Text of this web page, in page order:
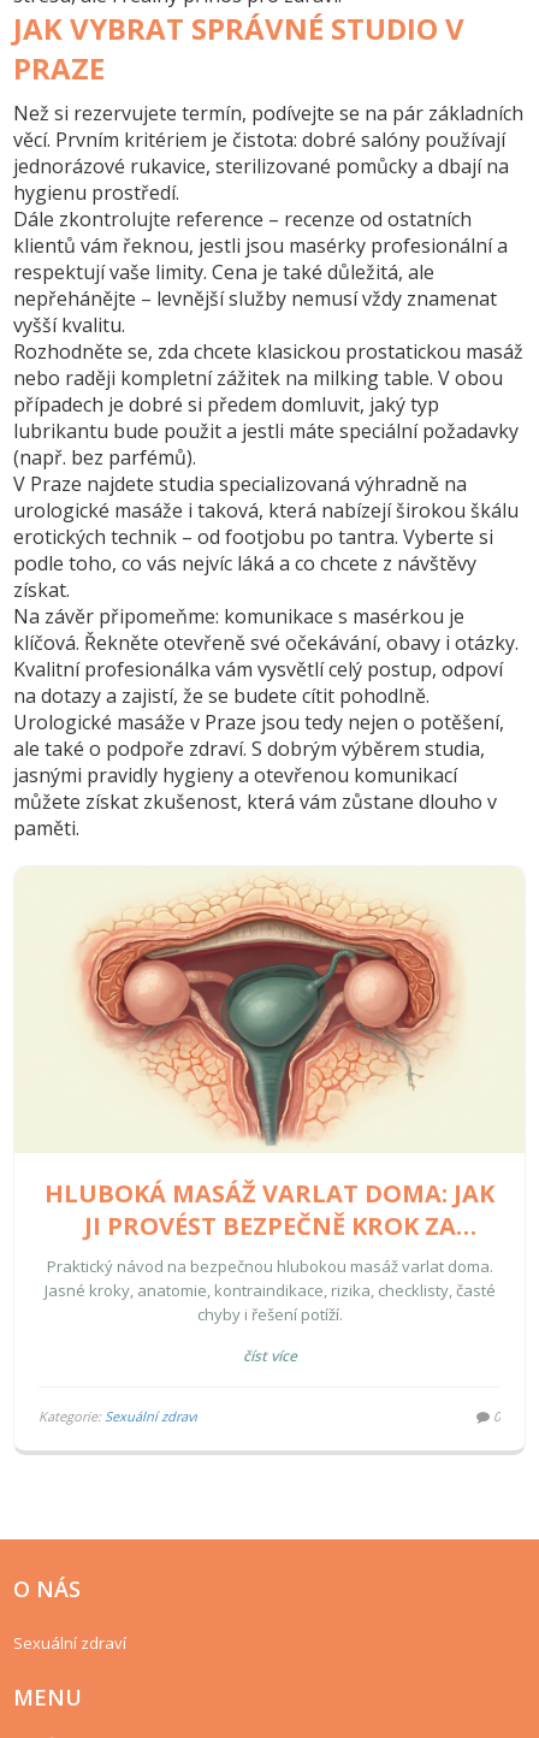
JAK VYBRAT SPRÁVNÉ STUDIO V
PRAZE
Než si rezervujete termín, podívejte se na pár základních
věcí. Prvním kritériem je čistota: dobré salóny používají
jednorázové rukavice, sterilizované pomůcky a dbají na
hygienu prostředí.
Dále zkontrolujte reference – recenze od ostatních
klientů vám řeknou, jestli jsou masérky profesionální a
respektují vaše limity. Cena je také důležitá, ale
nepřehánějte – levnější služby nemusí vždy znamenat
vyšší kvalitu.
Rozhodněte se, zda chcete klasickou prostatickou masáž
nebo raději kompletní zážitek na milking table. V obou
případech je dobré si předem domluvit, jaký typ
lubrikantu bude použit a jestli máte speciální požadavky
(např. bez parfémů).
V Praze najdete studia specializovaná výhradně na
urologické masáže i taková, která nabízejí širokou škálu
erotických technik – od footjobu po tantra. Vyberte si
podle toho, co vás nejvíc láká a co chcete z návštěvy
získat.
Na závěr připomeňme: komunikace s masérkou je
klíčová. Řekněte otevřeně své očekávání, obavy i otázky.
Kvalitní profesionálka vám vysvětlí celý postup, odpoví
na dotazy a zajistí, že se budete cítit pohodlně.
Urologické masáže v Praze jsou tedy nejen o potěšení,
ale také o podpoře zdraví. S dobrým výběrem studia,
jasnými pravidly hygieny a otevřenou komunikací
můžete získat zkušenost, která vám zůstane dlouho v
paměti.
HLUBOKÁ MASÁŽ VARLAT DOMA: JAK
JI PROVÉST BEZPEČNĚ KROK ZA
KROKEM
Praktický návod na bezpečnou hlubokou masáž varlat doma.
Jasné kroky, anatomie, kontraindikace, rizika, checklisty, časté
chyby i řešení potíží.
číst více
Kategorie:Sexuální zdraví 0
O NÁS
Sexuální zdraví
MENU